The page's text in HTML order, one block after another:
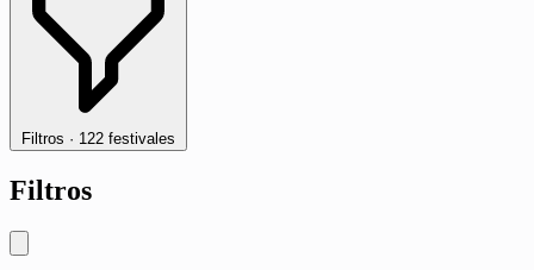
Filtros · 122 festivales
Filtros